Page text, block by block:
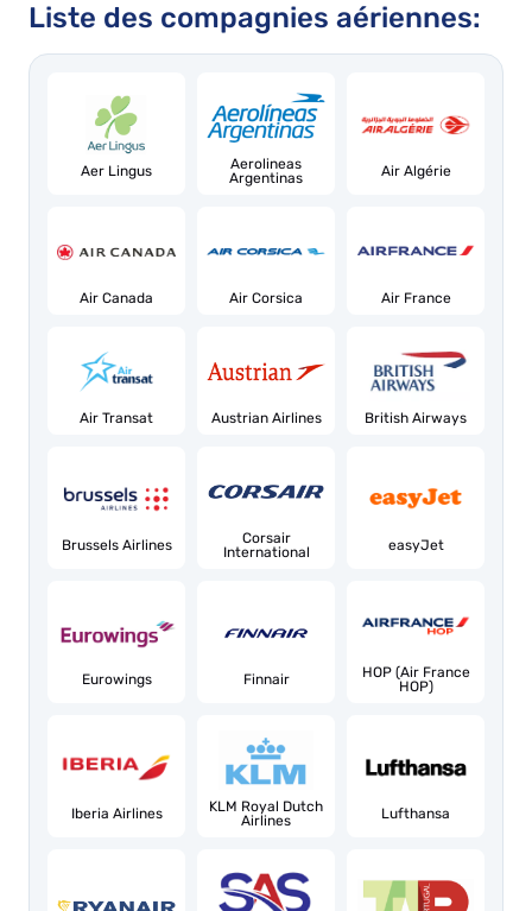
Liste des compagnies aériennes:
Aer Lingus
Aerolineas
Argentinas
Air Algérie
Air Canada Air Corsica Air France
Air Transat Austrian Airlines British Airways
Brussels Airlines
Corsair
International
easyJet
Eurowings Finnair
HOP (Air France
HOP)
Iberia Airlines
KLM Royal Dutch
Airlines
Lufthansa